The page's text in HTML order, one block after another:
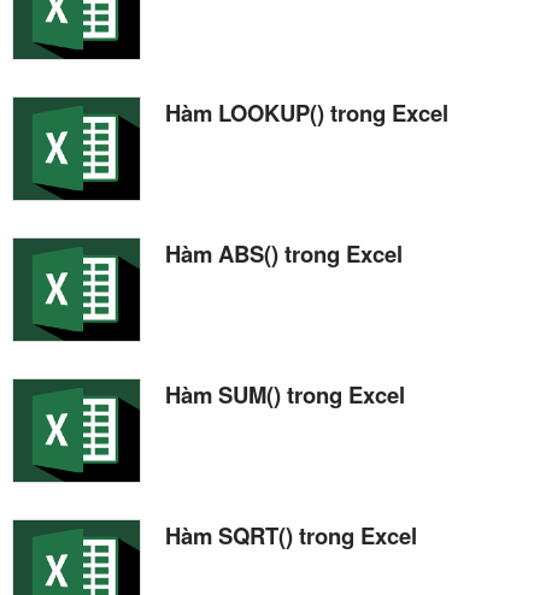
Hàm LOOKUP() trong Excel
Hàm ABS() trong Excel
Hàm SUM() trong Excel
Hàm SQRT() trong Excel